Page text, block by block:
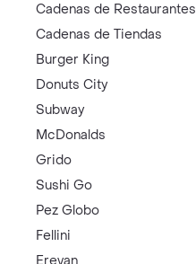
Cadenas de Restaurantes
Cadenas de Tiendas
Burger King
Donuts City
Subway
McDonalds
Grido
Sushi Go
Pez Globo
Fellini